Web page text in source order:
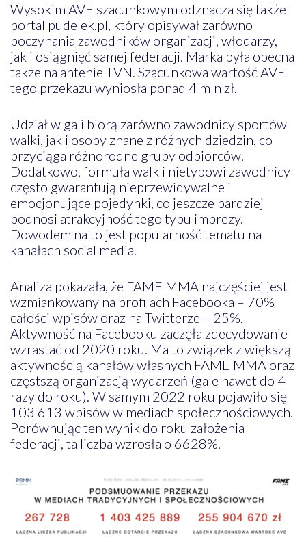
Wysokim AVE szacunkowym odznacza się także
portal pudelek.pl, który opisywał zarówno
poczynania zawodników organizacji, włodarzy,
jak i osiągnięć samej federacji. Marka była obecna
także na antenie TVN. Szacunkowa wartość AVE
tego przekazu wyniosła ponad 4 mln zł.
Udział w gali biorą zarówno zawodnicy sportów
walki, jak i osoby znane z różnych dziedzin, co
przyciąga różnorodne grupy odbiorców.
Dodatkowo, formuła walk i nietypowi zawodnicy
często gwarantują nieprzewidywalne i
emocjonujące pojedynki, co jeszcze bardziej
podnosi atrakcyjność tego typu imprezy.
Dowodem na to jest popularność tematu na
kanałach social media.
Analiza pokazała, że FAME MMA najczęściej jest
wzmiankowany na profilach Facebooka – 70%
całości wpisów oraz na Twitterze – 25%.
Aktywność na Facebooku zaczęła zdecydowanie
wzrastać od 2020 roku. Ma to związek z większą
aktywnością kanałów własnych FAME MMA oraz
częstszą organizacją wydarzeń (gale nawet do 4
razy do roku). W samym 2022 roku pojawiło się
103 613 wpisów w mediach społecznościowych.
Porównując ten wynik do roku założenia
federacji, ta liczba wzrosła o 6628%.